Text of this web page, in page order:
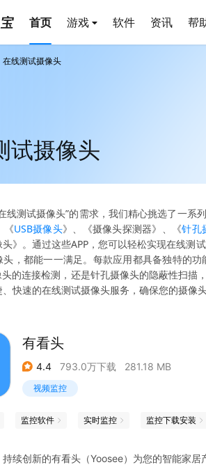
首页 游戏 软件 资讯 帮
在线测试摄像头
试摄像头
线测试摄像头”的需求，我们精心挑选了一系
《USB摄像头》、《摄像头探测器》、《针孔
》。通过这些APP，您可以轻松实现在线测
头，都能一一满足。每款应用都具备独特的
的连接检测，还是针孔摄像头的隐蔽性扫描
快速的在线测试摄像头服务，确保您的摄像
有看头
4.4 793.0万下载 281.18 MB
视频监控
监控软件 实时监控 监控下载安装
续创新的有看头（Yoosee）为您的智能家